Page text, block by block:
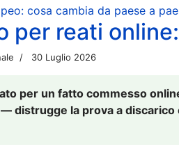
cosa cambia da paese a
per reati
30 Luglio 2026
per un fatto commesso
distrugge la prova a discarico